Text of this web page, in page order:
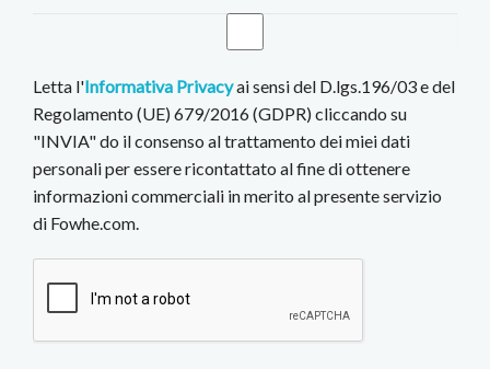
Letta l'Informativa Privacyai sensi del D.lgs.196/03 e del
Regolamento (UE) 679/2016 (GDPR) cliccando su
"INVIA" do il consenso al trattamento dei miei dati
personali per essere ricontattato al fine di ottenere
informazioni commerciali in merito al presente servizio
di Fowhe.com.